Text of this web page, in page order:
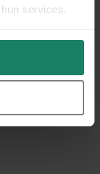
services.